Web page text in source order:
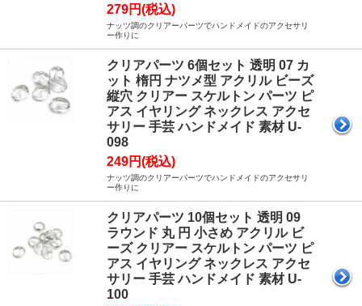
279円(税込)
ナッツ調のクリアーパーツでハンドメイドのアクセサリ
ー作りに
クリアパーツ 6個セット 透明 07 カ
ット 楕円 ナツメ型 アクリル ビーズ
縦穴 クリアー スケルトン パーツ ピ
アス イヤリング ネックレス アクセ
サリー 手芸 ハンドメイド 素材 U-
098
249円(税込)
ナッツ調のクリアーパーツでハンドメイドのアクセサリ
ー作りに
クリアパーツ 10個セット 透明 09
ラウンド 丸 円 小さめ アクリル ビ
ーズ クリアー スケルトン パーツ ピ
アス イヤリング ネックレス アクセ
サリー 手芸 ハンドメイド 素材 U-
100